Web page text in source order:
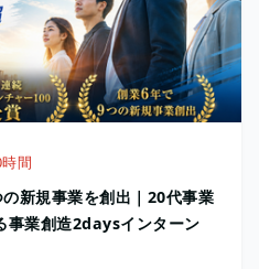
間
新規事業を創出｜20代事業
事業創造2daysインターン